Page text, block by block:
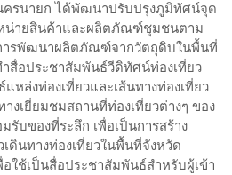
ครนายก ได้พัฒนาปรับปรุงภูมิทัศน์จุด
น่ายสินค้าและผลิตภัณฑ์ชุมชนตาม
รพัฒนาผลิตภัณฑ์จากวัตถุดิบในพื้นที่
สื่อประชาสัมพันธ์วีดิทัศน์ท่องเที่ยว
ล่งท่องเที่ยวและเส้นทางท่องเที่ยว
งเยี่ยมชมสถานที่ท่องเที่ยวต่างๆ ของ
บของที่ระลึก เพื่อเป็นการสร้าง
ดินทางท่องเที่ยวในพื้นที่จังหวัด
ใช้เป็นสื่อประชาสัมพันธ์สำหรับผู้เข้า